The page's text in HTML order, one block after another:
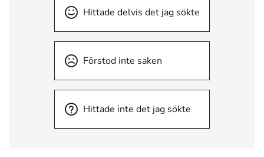
Hittade delvis det jag sökte
Förstod inte saken
Hittade inte det jag sökte